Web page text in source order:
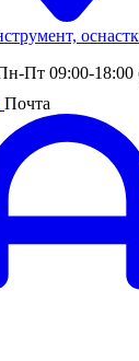
Пт 09:00-
Почта